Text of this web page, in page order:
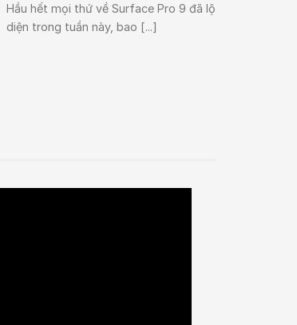
Hầu hết mọi thứ về Surface Pro 9 đã lộ
diện trong tuần này, bao [...]